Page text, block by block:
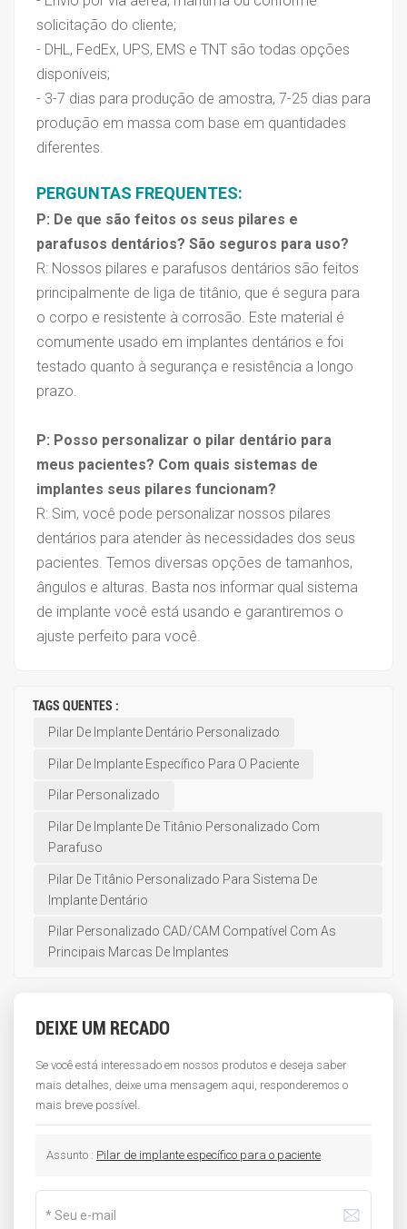
solicitação do cliente;
- DHL, FedEx, UPS, EMS e TNT são todas opções
disponíveis;
- 3-7 dias para produção de amostra, 7-25 dias para
produção em massa com base em quantidades
diferentes.
PERGUNTAS FREQUENTES:
P: De que são feitos os seus pilares e
parafusos dentários? São seguros para uso?
R: Nossos pilares e parafusos dentários são feitos
principalmente de liga de titânio, que é segura para
o corpo e resistente à corrosão. Este material é
comumente usado em implantes dentários e foi
testado quanto à segurança e resistência a longo
prazo.
P: Posso personalizar o pilar dentário para
meus pacientes? Com ​​quais sistemas de
implantes seus pilares funcionam?
R: Sim, você pode personalizar nossos pilares
dentários para atender às necessidades dos seus
pacientes. Temos diversas opções de tamanhos,
ângulos e alturas. Basta nos informar qual sistema
de implante você está usando e garantiremos o
ajuste perfeito para você.
TAGS QUENTES :
Pilar De Implante Dentário Personalizado
Pilar De Implante Específico Para O Paciente
Pilar Personalizado
Pilar De Implante De Titânio Personalizado Com
Parafuso
Pilar De Titânio Personalizado Para Sistema De
Implante Dentário
Pilar Personalizado CAD/CAM Compatível Com As
Principais Marcas De Implantes
DEIXE UM RECADO
Se você está interessado em nossos produtos e deseja saber
mais detalhes, deixe uma mensagem aqui, responderemos o
mais breve possível.
Assunto : Pilar de implante específico para o paciente